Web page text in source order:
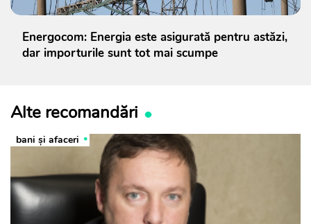
Energocom: Energia este asigurată pentru astăzi,
dar importurile sunt tot mai scumpe
Alte recomandări
bani și afaceri